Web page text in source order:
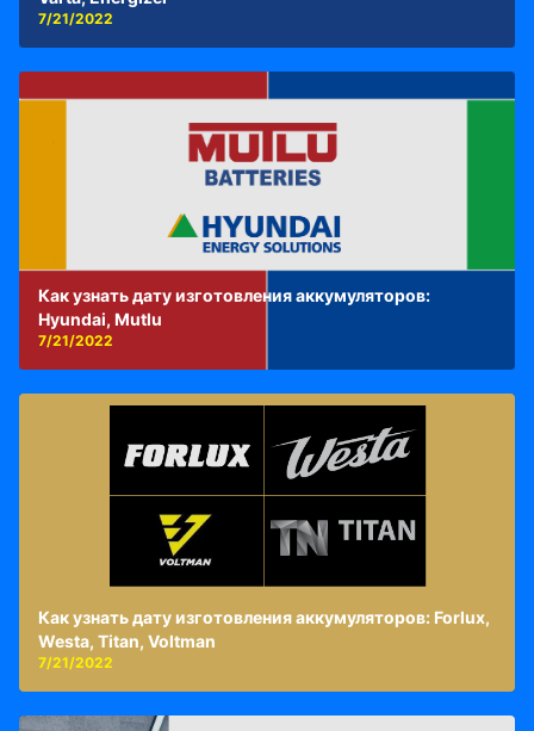
7/21/2022
Как узнать дату изготовления аккумуляторов:
Hyundai, Mutlu
7/21/2022
Как узнать дату изготовления аккумуляторов: Forlux,
Westa, Titan, Voltman
7/21/2022